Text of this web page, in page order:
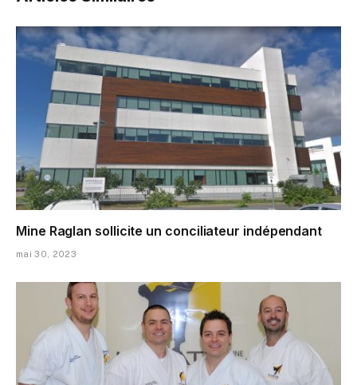
Mine Raglan sollicite un conciliateur indépendant
mai 30, 2023